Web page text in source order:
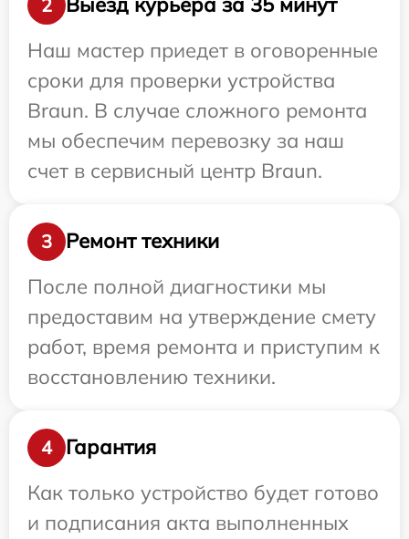
2
Наш мастер приедет в оговоренные
сроки для проверки устройства
Braun. В случае сложного ремонта
мы обеспечим перевозку за наш
счет в сервисный центр Braun.
3
Ремонт техники
После полной диагностики мы
предоставим на утверждение смету
работ, время ремонта и приступим к
восстановлению техники.
4
Гарантия
Как только устройство будет готово
и подписания акта выполненных